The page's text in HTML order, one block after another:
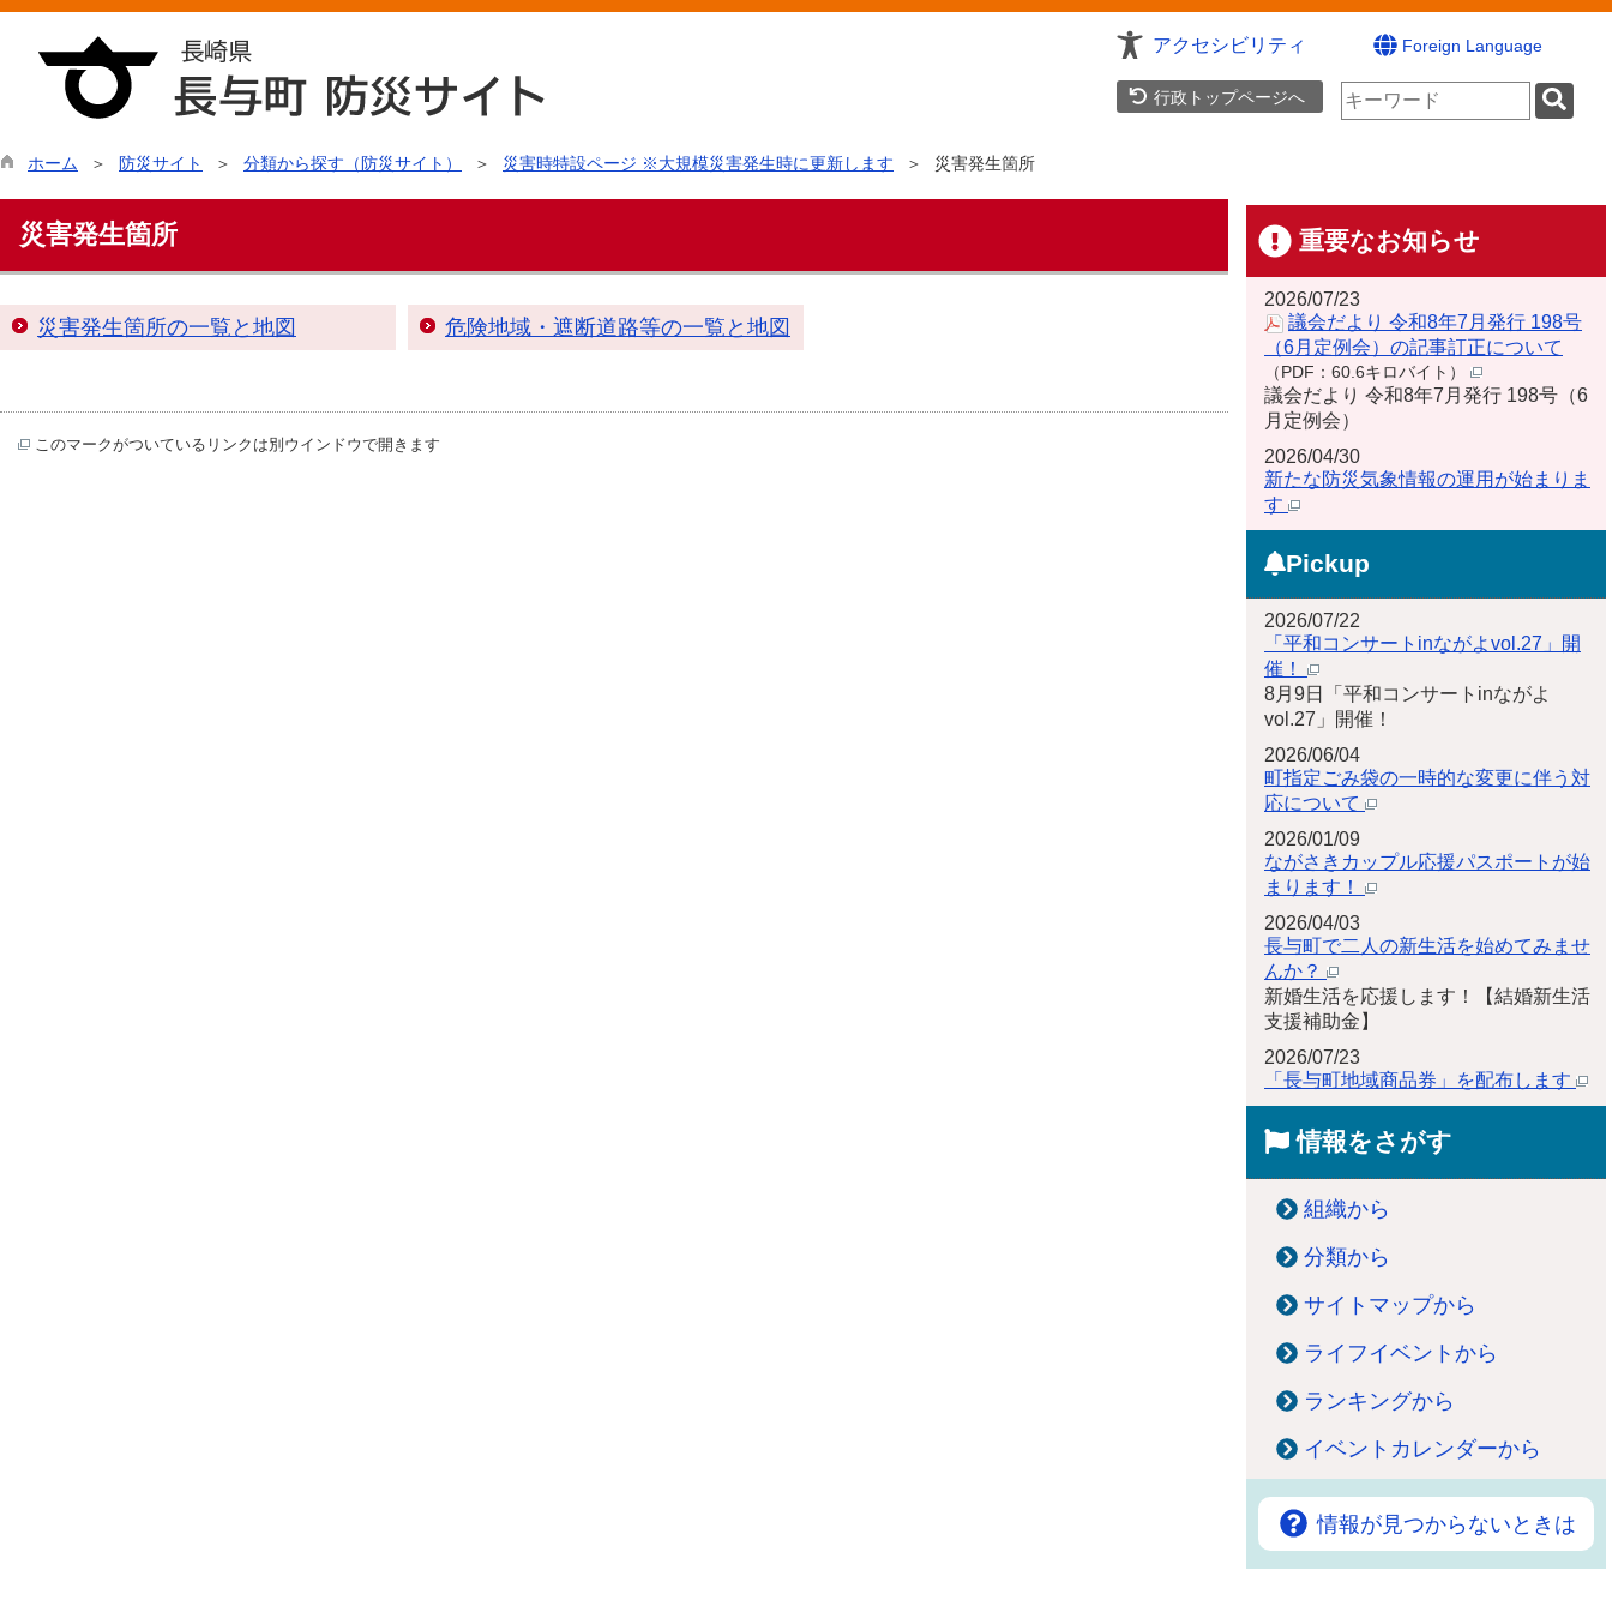
アクセシビリティ Foreign Language
行政トップページへ
検
索
ー
ド
ホーム 防災サイト 分類から探す（防災サイト） 災害時特設ページ ※大規模災害発生時に更新します 災害発生箇所
災害発生箇所
災害発生箇所の一覧と地図 危険地域・遮断道路等の一覧と地図
このマークがついているリンクは別ウインドウで開きます
重要なお知らせ
2026/07/23
議会だより 令和8年7月発行 198号
（6月定例会）の記事訂正について
（PDF：60.6キロバイト）
議会だより 令和8年7月発行 198号（6
月定例会）
2026/04/30
新たな防災気象情報の運用が始まりま
す
Pickup
2026/07/22
「平和コンサートinながよvol.27」開
催！
8月9日「平和コンサートinながよ
vol.27」開催！
2026/06/04
町指定ごみ袋の一時的な変更に伴う対
応について
2026/01/09
ながさきカップル応援パスポートが始
まります！
2026/04/03
長与町で二人の新生活を始めてみませ
んか？
新婚生活を応援します！【結婚新生活
支援補助金】
2026/07/23
「長与町地域商品券」を配布します
情報をさがす
組織から
分類から
サイトマップから
ライフイベントから
ランキングから
イベントカレンダーから
情報が見つからないときは